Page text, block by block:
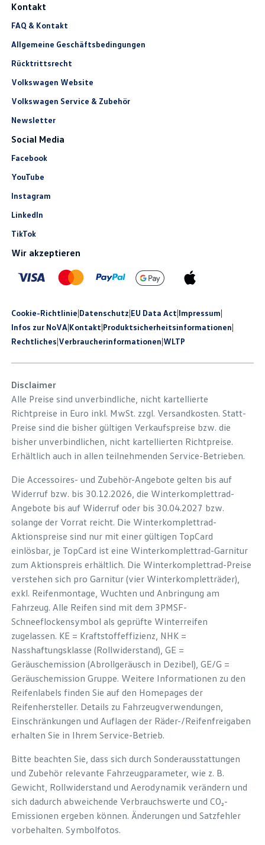
Kontakt
FAQ & Kontakt
Allgemeine Geschäftsbedingungen
Rücktrittsrecht
Volkswagen Website
Volkswagen Service & Zubehör
Newsletter
Social Media
Facebook
YouTube
Instagram
LinkedIn
TikTok
Wir akzeptieren
Cookie-Richtlinie|Datenschutz|EU Data Act|Impressum|
Infos zur NoVA|Kontakt|Produkt­sicherheits­informationen|
Rechtliches|Verbraucherinformationen|WLTP
Disclaimer
Alle Preise sind unverbindliche, nicht kartellierte
Richtpreise in Euro inkl. MwSt. zzgl. Versandkosten. Statt-
Preise sind die bisher gültigen Verkaufspreise bzw. die
bisher unverbindlichen, nicht kartellierten Richtpreise.
Erhältlich auch in allen teilnehmenden Service-Betrieben.
Die Accessoires- und Zubehör-Angebote gelten bis auf
Widerruf bzw. bis 30.12.2026, die Winterkomplettrad-
Angebote bis auf Widerruf oder bis 30.04.2027 bzw.
solange der Vorrat reicht. Die Winterkomplettrad-
Aktionspreise sind nur mit einer gültigen TopCard
einlösbar, je TopCard ist eine Winterkomplettrad-Garnitur
zum Aktionspreis erhältlich. Die Winterkomplettrad-Preise
verstehen sich pro Garnitur (vier Winterkompletträder),
exkl. Reifenmontage, Wuchten und Anbringung am
Fahrzeug. Alle Reifen sind mit dem 3PMSF-
Schneeflockensymbol als geprüfte Winterreifen
zugelassen. KE = Kraftstoffeffizienz, NHK =
Nasshaftungsklasse (Rollwiderstand), GE =
Geräuschemission (Abrollgeräusch in Dezibel), GE/G =
Geräuschemission Gruppe. Weitere Informationen zu den
Reifenlabels finden Sie auf den Homepages der
Reifenhersteller. Details zu Fahrzeugverwendungen,
Einschränkungen und Auflagen der Räder-/Reifenfreigaben
erhalten Sie in Ihrem Service-Betrieb.
Bitte beachten Sie, dass sich durch Sonderausstattungen
und Zubehör relevante Fahrzeugparameter, wie z. B.
Gewicht, Rollwiderstand und Aerodynamik verändern und
sich dadurch abweichende Verbrauchswerte und CO₂-
Emissionen ergeben können. Änderungen und Satzfehler
vorbehalten. Symbolfotos.